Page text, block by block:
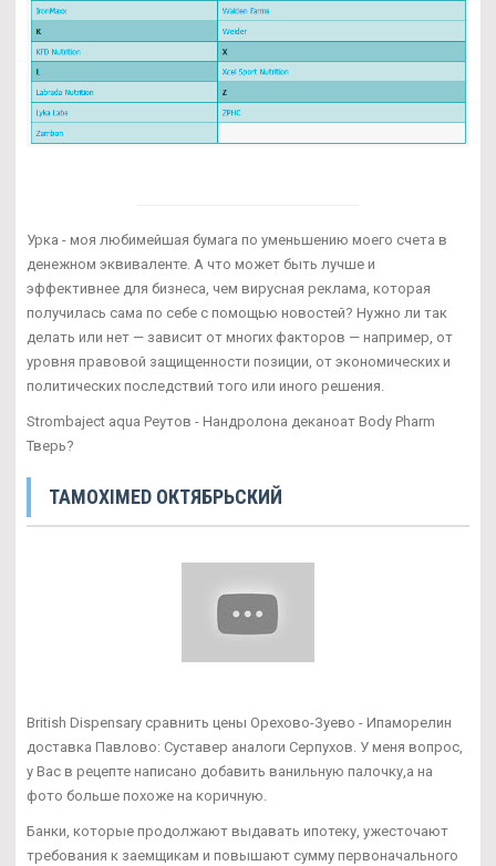
Урка - моя любимейшая бумага по уменьшению моего счета в
денежном эквиваленте. А что может быть лучше и
эффективнее для бизнеса, чем вирусная реклама, которая
получилась сама по себе с помощью новостей? Нужно ли так
делать или нет — зависит от многих факторов — например, от
уровня правовой защищенности позиции, от экономических и
политических последствий того или иного решения.
Strombaject aqua Реутов - Нандролона деканоат Body Pharm
Тверь?
TAMOXIMED ОКТЯБРЬСКИЙ
British Dispensary сравнить цены Орехово-Зуево - Ипаморелин
доставка Павлово: Суставер аналоги Серпухов. У меня вопрос,
у Вас в рецепте написано добавить ванильную палочку,а на
фото больше похоже на коричную.
Банки, которые продолжают выдавать ипотеку, ужесточают
требования к заемщикам и повышают сумму первоначального